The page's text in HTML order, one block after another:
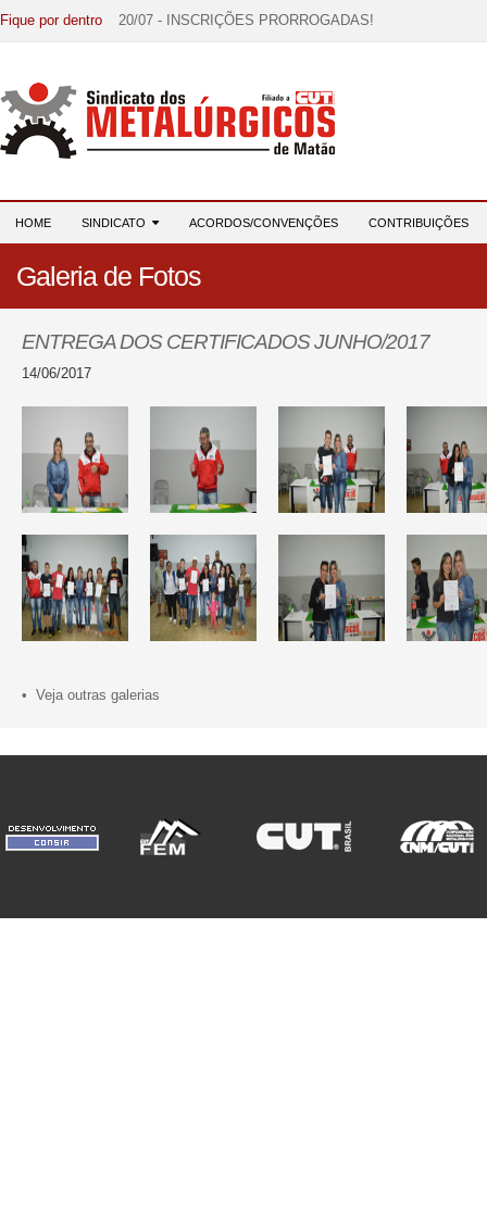
Fique por dentro 20/07 - INSCRIÇÕES PRORROGADAS!
07/07 - Increva-se! Link na descrição!
03/08 - DATA-BASE 2026: HORA DE UNIÃO E
HOME SINDICATO ACORDOS/CONVENÇÕES CONTRIBUIÇÕES
Galeria de Fotos
ENTREGA DOS CERTIFICADOS JUNHO/2017
14/06/2017
• Veja outras galerias